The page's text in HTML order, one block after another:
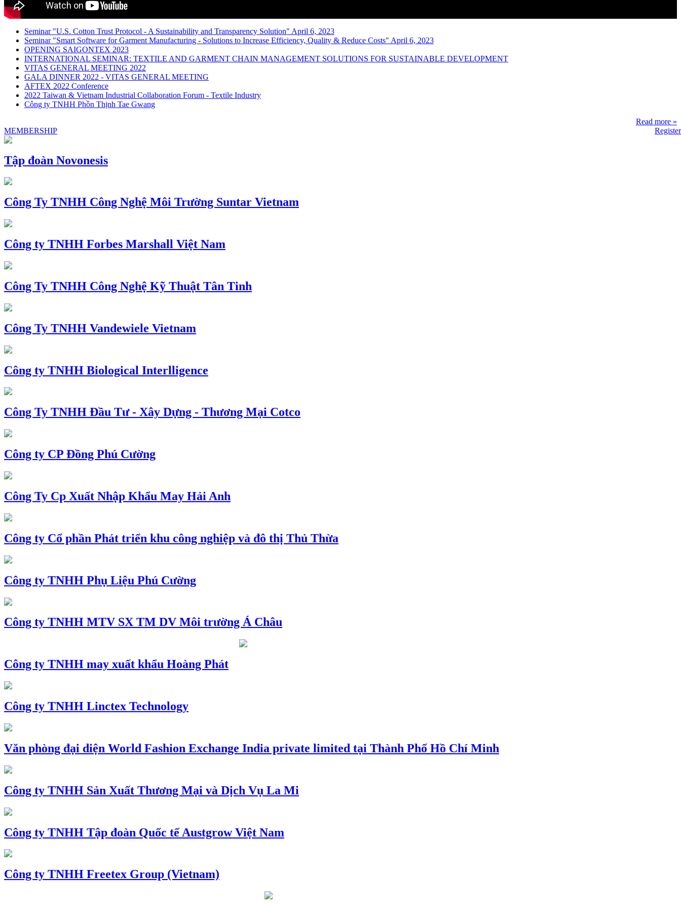
Seminar "U.S. Cotton Trust Protocol - A Sustainability and Transparency Solution" April 6, 2023
Seminar "Smart Software for Garment Manufacturing - Solutions to Increase Efficiency, Quality & Reduce Costs" April 6, 2023
OPENING SAIGONTEX 2023
INTERNATIONAL SEMINAR: TEXTILE AND GARMENT CHAIN MANAGEMENT SOLUTIONS FOR SUSTAINABLE DEVELOPMENT
VITAS GENERAL MEETING 2022
GALA DINNER 2022 - VITAS GENERAL MEETING
AFTEX 2022 Conference
2022 Taiwan & Vietnam Industrial Collaboration Forum - Textile Industry
Công ty TNHH Phồn Thịnh Tae Gwang
Read more »
MEMBERSHIP
Register
Tập đoàn Novonesis
Công Ty TNHH Công Nghệ Môi Trường Suntar Vietnam
Công ty TNHH Forbes Marshall Việt Nam
Công Ty TNHH Công Nghệ Kỹ Thuật Tân Tinh
Công Ty TNHH Vandewiele Vietnam
Công ty TNHH Biological Interlligence
Công Ty TNHH Đầu Tư - Xây Dựng - Thương Mại Cotco
Công ty CP Đồng Phú Cường
Công Ty Cp Xuất Nhập Khẩu May Hải Anh
Công ty Cổ phần Phát triển khu công nghiệp và đô thị Thủ Thừa
Công ty TNHH Phụ Liệu Phú Cường
Công ty TNHH MTV SX TM DV Môi trường Á Châu
Công ty TNHH may xuất khẩu Hoàng Phát
Công ty TNHH Linctex Technology
Văn phòng đại diện World Fashion Exchange India private limited tại Thành Phố Hồ Chí Minh
Công ty TNHH Sản Xuất Thương Mại và Dịch Vụ La Mi
Công ty TNHH Tập đoàn Quốc tế Austgrow Việt Nam
Công ty TNHH Freetex Group (Vietnam)